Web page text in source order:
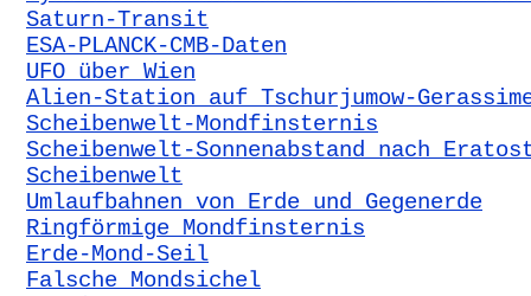
Saturn-Transit
ESA-PLANCK-CMB-Daten
UFO über Wien
Alien-Station auf Tschurjumow-
Scheibenwelt-Mondfinsternis
Scheibenwelt-Sonnenabstand nach
Scheibenwelt
Umlaufbahnen von Erde und Gegenerde
Ringförmige Mondfinsternis
Erde-Mond-Seil
Falsche Mondsichel